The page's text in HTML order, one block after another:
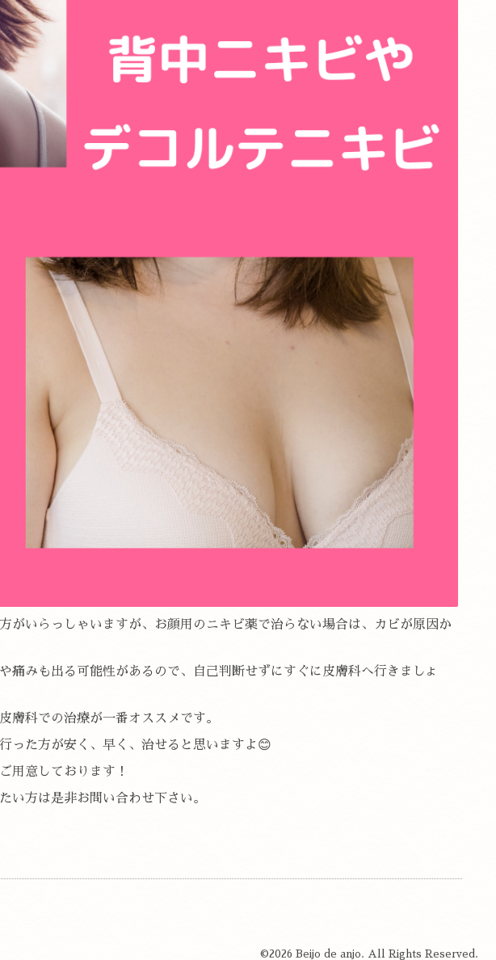
がいらっしゃいますが、お顔用のニキビ薬で治らない場合は、カビが原因か
みも出る可能性があるので、自己判断せずにすぐに皮膚科へ行きましょ
膚科での治療が一番オススメです。
った方が安く、早く、治せると思いますよ😊
用意しております！
い方は是非お問い合わせ下さい。
©2026 Beijo de anjo . All Rights Reserved.